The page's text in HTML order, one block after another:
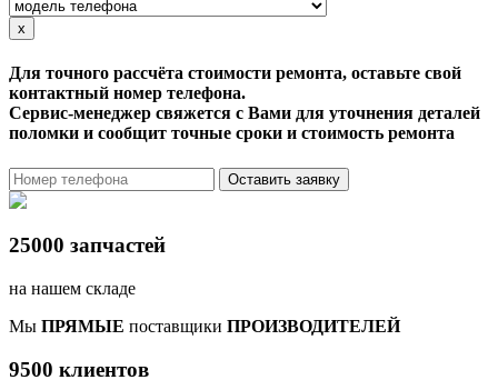
x
Для точного рассчёта стоимости ремонта, оставьте свой
контактный номер телефона.
Сервис-менеджер свяжется с Вами для уточнения деталей
поломки и сообщит точные сроки и стоимость ремонта
Оставить заявку
25000 запчастей
на нашем складе
Мы ПРЯМЫЕ поставщики ПРОИЗВОДИТЕЛЕЙ
9500 клиентов